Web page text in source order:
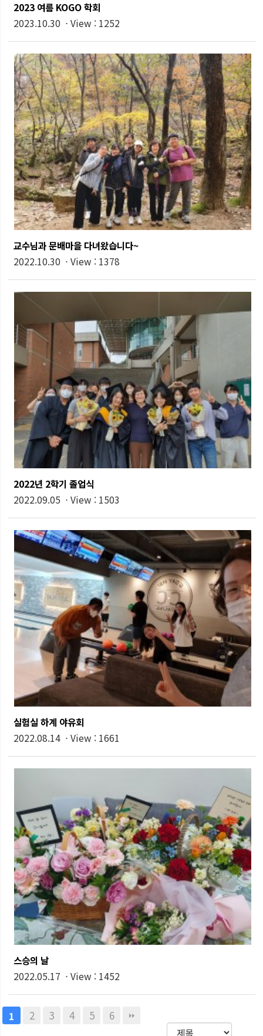
2023 여름 KOGO 학회
2023.10.30 ⋅ View : 1252
교수님과 문배마을 다녀왔습니다~
2022.10.30 ⋅ View : 1378
2022년 2학기 졸업식
2022.09.05 ⋅ View : 1503
실험실 하계 야유회
2022.08.14 ⋅ View : 1661
스승의 날
2022.05.17 ⋅ View : 1452
1 2 3 4 5 6